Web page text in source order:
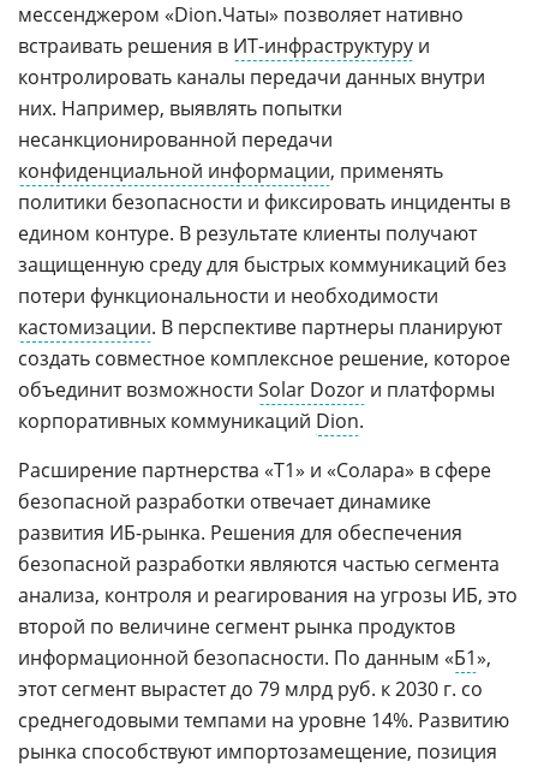
мессенджером «Dion.Чаты» позволяет нативно
встраивать решения в ИТ-инфраструктуру и
контролировать каналы передачи данных внутри
них. Например, выявлять попытки
несанкционированной передачи
конфиденциальной информации, применять
политики безопасности и фиксировать инциденты в
едином контуре. В результате клиенты получают
защищенную среду для быстрых коммуникаций без
потери функциональности и необходимости
кастомизации. В перспективе партнеры планируют
создать совместное комплексное решение, которое
объединит возможности Solar Dozor и платформы
корпоративных коммуникаций Dion.
Расширение партнерства «Т1» и «Солара» в сфере
безопасной разработки отвечает динамике
развития ИБ-рынка. Решения для обеспечения
безопасной разработки являются частью сегмента
анализа, контроля и реагирования на угрозы ИБ, это
второй по величине сегмент рынка продуктов
информационной безопасности. По данным «Б1»,
этот сегмент вырастет до 79 млрд руб. к 2030 г. со
среднегодовыми темпами на уровне 14%. Развитию
рынка способствуют импортозамещение, позиция